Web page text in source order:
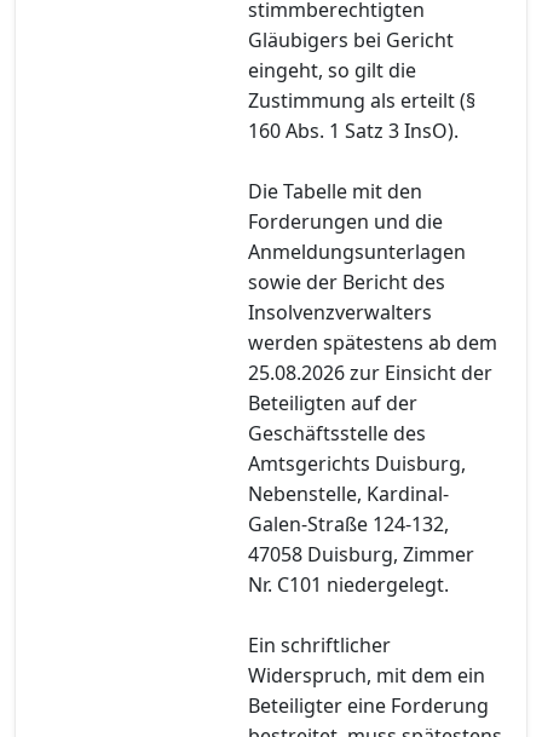
stimmberechtigten
Gläubigers bei Gericht
eingeht, so gilt die
Zustimmung als erteilt (§
160 Abs. 1 Satz 3 InsO).
Die Tabelle mit den
Forderungen und die
Anmeldungsunterlagen
sowie der Bericht des
Insolvenzverwalters
werden spätestens ab dem
25.08.2026 zur Einsicht der
Beteiligten auf der
Geschäftsstelle des
Amtsgerichts Duisburg,
Nebenstelle, Kardinal-
Galen-Straße 124-132,
47058 Duisburg, Zimmer
Nr. C101 niedergelegt.
Ein schriftlicher
Widerspruch, mit dem ein
Beteiligter eine Forderung